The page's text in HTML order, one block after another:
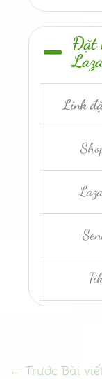
Đặt
Link
← Trước Bài